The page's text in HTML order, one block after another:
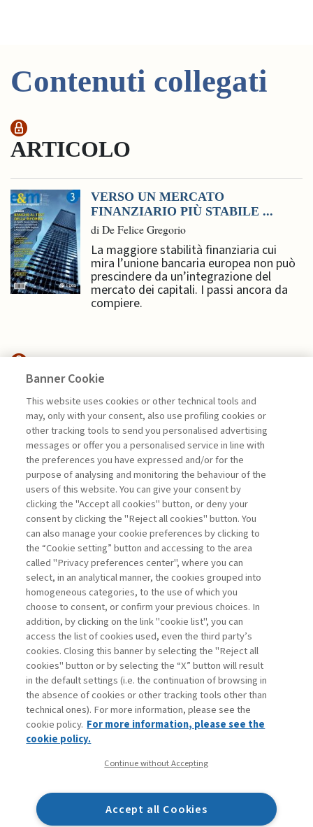
Contenuti collegati
ARTICOLO
VERSO UN MERCATO
FINANZIARIO PIÙ STABILE ...
di De Felice Gregorio
La maggiore stabilità finanziaria cui
mira l’unione bancaria europea non può
prescindere da un’integrazione del
mercato dei capitali. I passi ancora da
compiere.
ECONOMIA & MERCATI
MERCATO EUROPEO DEI
CAPITALI, IL DECENNIO ...
di Donato Masciandaro
La consultazione dei libri è riservata esclusivamente
agli abbonati Premium
Legenda: Accedi Per registrati Per abbonati
Contatti
Abbonamenti
Archivio rubriche
Privacy
Dichiarazione di accessibilità
Mappa del sito
Banner Cookie
This website uses cookies or other technical tools and
may, only with your consent, also use profiling cookies or
other tracking tools to send you personalised advertising
messages or offer you a personalised service in line with
the preferences you have expressed and/or for the
purpose of analysing and monitoring the behaviour of the
users of this website. You can give your consent by
clicking the "Accept all cookies" button, or deny your
consent by clicking the "Reject all cookies" button. You
can also manage your cookie preferences by clicking to
the “Cookie setting” button and accessing to the area
called "Privacy preferences center", where you can
select, in an analytical manner, the cookies grouped into
homogeneous categories, to the use of which you
choose to consent, or confirm your previous choices. In
addition, by clicking on the link "cookie list", you can
access the list of cookies used, even the third party’s
cookies. Closing this banner by selecting the "Reject all
cookies" button or by selecting the “X” button will result
in the default settings (i.e. the continuation of browsing in
the absence of cookies or other tracking tools other than
technical ones). For more information, please see the
cookie policy. For more information, please see the
cookie policy.
Continue without Accepting
Accept all Cookies